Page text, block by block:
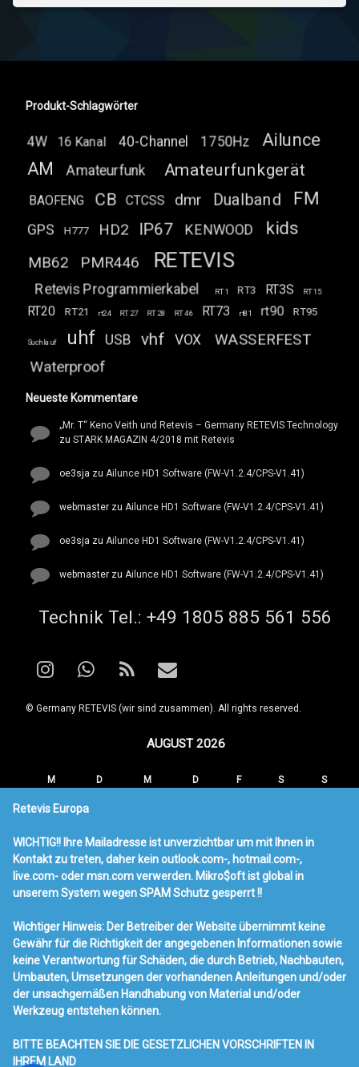
Retevis Europa
WICHTIG!! Ihre Mailadresse ist unverzichtbar um mit Ihnen in
Kontakt zu treten, daher kein outlook.com-, hotmail.com-,
live.com- oder msn.com verwerden. Mikro$oft ist global in
unserem System wegen SPAM Schutz gesperrt !!
Wichtiger Hinweis: Der Betreiber der Website übernimmt keine
Gewähr für die Richtigkeit der angegebenen Informationen sowie
keine Verantwortung für Schäden, die durch Betrieb, Nachbauten,
Umbauten, Umsetzungen der vorhandenen Anleitungen und/oder
der unsachgemäßen Handhabung von Material und/oder
Werkzeug entstehen können.
BITTE BEACHTEN SIE DIE GESETZLICHEN VORSCHRIFTEN IN
IHREM LAND
Produkt-Schlagwörter
4W 16 Kanal 40-Channel 1750Hz
Ailunce
AM
Amateurfunk Amateurfunkgerät
BAOFENG CB CTCSS dmr Dualband FM
GPS H777 HD2 IP67 KENWOOD kids
MB62 PMR446 RETEVIS
Retevis Programmierkabel RT1 RT3 RT3S RT15
RT20 RT21 rt24 RT27 RT28 RT46 RT73 rt81 rt90 RT95
Suchlauf uhf USB vhf VOX
WASSERFEST
Waterproof
Neueste Kommentare
„Mr. T“ Keno Veith und Retevis – Germany RETEVIS Technology
zu STARK MAGAZIN 4/2018 mit Retevis
oe3sja zu Ailunce HD1 Software (FW-V1.2.4/CPS-V1.41)
webmasterzu Ailunce HD1 Software (FW-V1.2.4/CPS-V1.41)
oe3sja zu Ailunce HD1 Software (FW-V1.2.4/CPS-V1.41)
webmasterzu Ailunce HD1 Software (FW-V1.2.4/CPS-V1.41)
Tel:
Technik Tel.: +49 1805 885 561 556
Instagram
WhatsApp
RSS E-mail
© Germany RETEVIS (wir sind zusammen). All rights reserved.
AUGUST 2026
M D M D F S S
10 11 12 13 14 15
17 18 19 20 21 22
24 25 26 27 28 29
31
« MÄRZ
Neueste Beiträge
Ailunce HA1UV Amateurfunk
Radio Werbung
Retevis RT73 Mobilfunk mit DMR